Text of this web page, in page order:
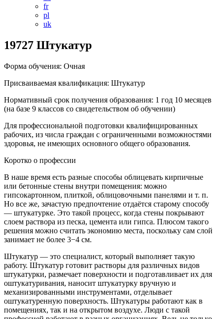
fr
pl
uk
19727 Штукатур
Форма обучения: Очная
Присваиваемая квалификация: Штукатур
Нормативный срок получения образования: 1 год 10 месяцев
(на базе 9 классов со свидетельством об обучении)
Для профессиональной подготовки квалифицированных
рабочих, из числа граждан с ограниченными возможностями
здоровья, не имеющих основного общего образования.
Коротко о профессии
В наше время есть разные способы облицевать кирпичные
или бетонные стены внутри помещения: можно
гипсокартонном, плиткой, облицовочными панелями и т. п.
Но все же, зачастую предпочтение отдаётся старому способу
— штукатурке. Это такой процесс, когда стены покрывают
слоем раствора из песка, цемента или гипса. Плюсом такого
решения можно считать экономию места, поскольку сам слой
занимает не более 3−4 см.
Штукатур — это специалист, который выполняет такую
работу. Штукатур готовит растворы для различных видов
штукатурки, размечает поверхности и подготавливает их для
оштукатуривания, наносит штукатурку вручную и
механизированными инструментами, отделывает
оштукатуренную поверхность. Штукатуры работают как в
помещениях, так и на открытом воздухе. Люди с такой